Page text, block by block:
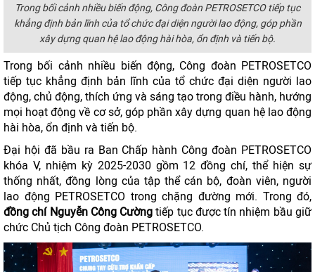
Trong bối cảnh nhiều biến động, Công đoàn PETROSETCO tiếp tục
khẳng định bản lĩnh của tổ chức đại diện người lao động, góp phần
xây dựng quan hệ lao động hài hòa, ổn định và tiến bộ.
Trong bối cảnh nhiều biến động, Công đoàn PETROSETCO
tiếp tục khẳng định bản lĩnh của tổ chức đại diện người lao
động, chủ động, thích ứng và sáng tạo trong điều hành, hướng
mọi hoạt động về cơ sở, góp phần xây dựng quan hệ lao động
hài hòa, ổn định và tiến bộ.
Đại hội đã bầu ra Ban Chấp hành Công đoàn PETROSETCO
khóa V, nhiệm kỳ 2025-2030 gồm 12 đồng chí, thể hiện sự
thống nhất, đồng lòng của tập thể cán bộ, đoàn viên, người
lao động PETROSETCO trong chặng đường mới. Trong đó,
đồng chí Nguyễn Công Cường tiếp tục được tín nhiệm bầu giữ
chức Chủ tịch Công đoàn PETROSETCO.